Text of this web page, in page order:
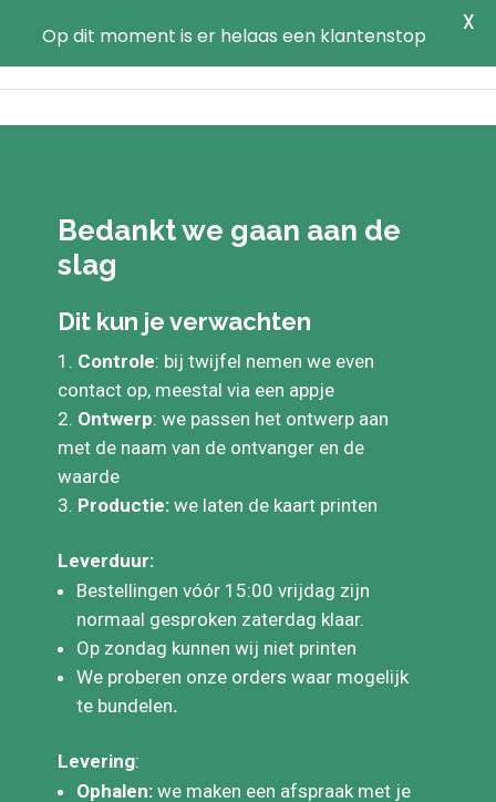
Bedankt we gaan aan de
Dit kun je verwachten
Controle : bij twijfel nemen we even
contact op, meestal via een appje
Ontwerp: we passen het ontwerp aan
met de naam van de ontvanger en de
waarde
Leverduur:
Bestellingen vóór 15:00 vrijdag zijn
normaal gesproken zaterdag klaar.
Op zondag kunnen wij niet printen
We proberen onze orders waar mogelijk
Levering:
Op dit moment is er helaas een klantenstop
X